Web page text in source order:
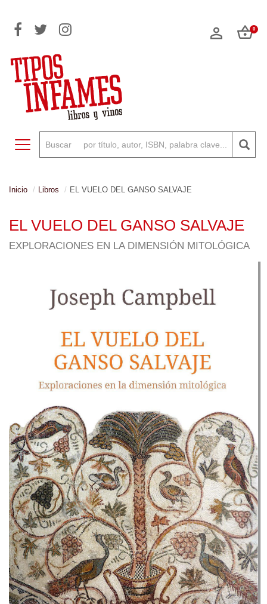
0
Toggle navigation
Inicio Libros EL VUELO DEL GANSO SALVAJE
EL VUELO DEL GANSO SALVAJE
EXPLORACIONES EN LA DIMENSIÓN MITOLÓGICA